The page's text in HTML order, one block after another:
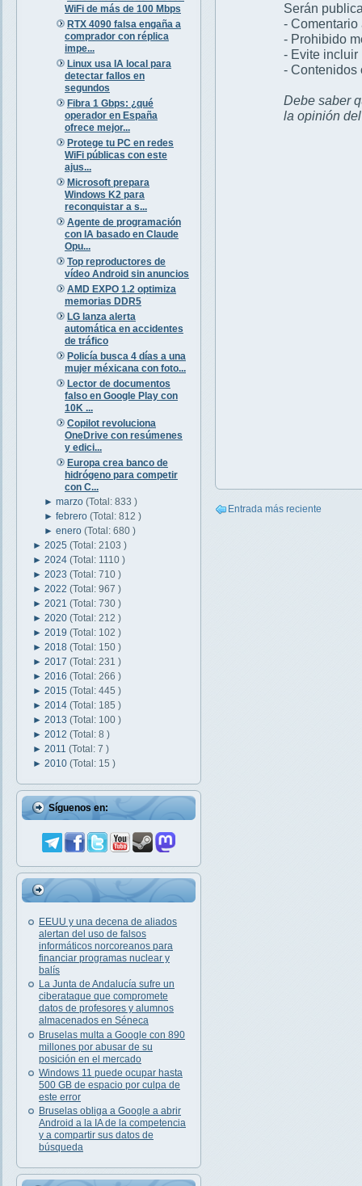
WiFi de más de 100 Mbps
RTX 4090 falsa engaña a
comprador con réplica
impe...
Linux usa IA local para
detectar fallos en
segundos
Fibra 1 Gbps: ¿qué
operador en España
ofrece mejor...
Protege tu PC en redes
WiFi públicas con este
ajus...
Microsoft prepara
Windows K2 para
reconquistar a s...
Agente de programación
con IA basado en Claude
Opu...
Top reproductores de
vídeo Android sin anuncios
AMD EXPO 1.2 optimiza
memorias DDR5
LG lanza alerta
automática en accidentes
de tráfico
Policía busca 4 días a una
mujer méxicana con foto...
Lector de documentos
falso en Google Play con
10K ...
Copilot revoluciona
OneDrive con resúmenes
y edici...
Europa crea banco de
hidrógeno para competir
con C...
►marzo(Total: 833 )
►febrero(Total: 812 )
►enero(Total: 680 )
► 2025 (Total: 2103 )
► 2024 (Total: 1110 )
► 2023 (Total: 710 )
► 2022 (Total: 967 )
► 2021 (Total: 730 )
► 2020 (Total: 212 )
► 2019 (Total: 102 )
► 2018 (Total: 150 )
► 2017 (Total: 231 )
► 2016 (Total: 266 )
► 2015 (Total: 445 )
► 2014 (Total: 185 )
► 2013 (Total: 100 )
► 2012 (Total: 8 )
► 2011 (Total: 7 )
► 2010 (Total: 15 )
Síguenos en:
EEUU y una decena de aliados
alertan del uso de falsos
informáticos norcoreanos para
financiar programas nuclear y
balís
La Junta de Andalucía sufre un
ciberataque que compromete
datos de profesores y alumnos
almacenados en Séneca
Bruselas multa a Google con 890
millones por abusar de su
posición en el mercado
Windows 11 puede ocupar hasta
500 GB de espacio por culpa de
este error
Bruselas obliga a Google a abrir
Android a la IA de la competencia
y a compartir sus datos de
búsqueda
Serán
- Comentario
- Prohibido
- Evite incluir
- Contenidos
Debe saber
la opinión
Entrada más reciente